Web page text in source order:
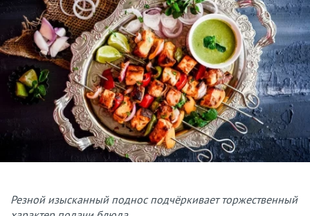
Резной изысканный поднос подчёркивает торжественный